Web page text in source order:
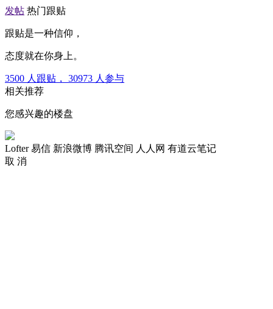
发帖 热门跟贴
跟贴是一种信仰，
态度就在你身上。
3500 人跟贴， 30973 人参与
相关推荐
您感兴趣的楼盘
Lofter 易信 新浪微博 腾讯空间 人人网 有道云笔记
取 消